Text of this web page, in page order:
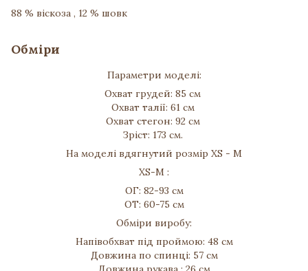
88 % віскоза , 12 % шовк
Обміри
Параметри моделі:
Охват грудей: 85 см
Охват талії: 61 см
Охват стегон: 92 см
Зріст: 173 см.
На моделі вдягнутий розмір XS - M
XS-M :
ОГ: 82-93 см
ОТ: 60-75 см
Обміри виробу:
Напівобхват під проймою: 48 см
Довжина по спинці: 57 см